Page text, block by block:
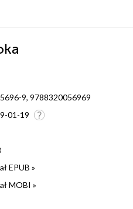
9, 9788320056969
01-19
EPUB »
MOBI »